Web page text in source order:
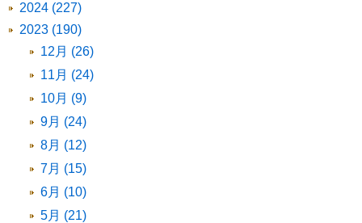
2024 (227)
2023 (190)
12月 (26)
11月 (24)
10月 (9)
9月 (24)
8月 (12)
7月 (15)
6月 (10)
5月 (21)